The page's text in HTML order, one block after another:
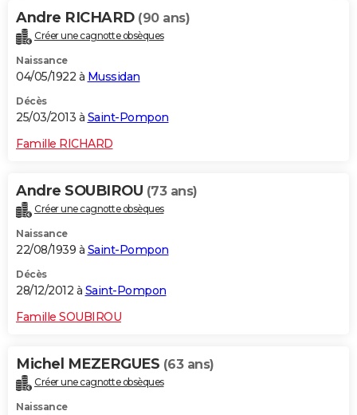
Andre RICHARD (90 ans)
Créer une cagnotte obsèques
Naissance
04/05/1922 à Mussidan
Décès
25/03/2013 à Saint-Pompon
Famille RICHARD
Andre SOUBIROU (73 ans)
Créer une cagnotte obsèques
Naissance
22/08/1939 à Saint-Pompon
Décès
28/12/2012 à Saint-Pompon
Famille SOUBIROU
Michel MEZERGUES (63 ans)
Créer une cagnotte obsèques
Naissance